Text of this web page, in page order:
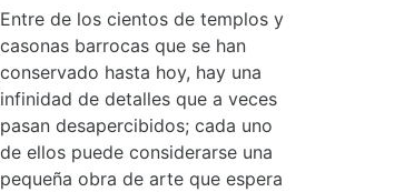
Entre de los cientos de templos y
casonas barrocas que se han
conservado hasta hoy, hay una
infinidad de detalles que a veces
pasan desapercibidos; cada uno
de ellos puede considerarse una
pequeña obra de arte que espera